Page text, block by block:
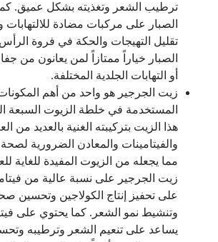
ترطيب الشعر وتغذيته بشكل عميق.
الصبار على مركبات مضادة
تقليل التهيجات والحكة في فروة
الصبار خياراً ممتازاً لمن يعانون من
أو التهابات الجلدية المختلفة.
زيت الجرجير هو واحد من أهم
المستخدمة في خلطة الزيوت السبعة
هذا الزيت بتركيبته الغنية بالعديد من
والفيتامينات والمعادن الضرورية
مما يجعله من الزيوت المفيدة للغاية
على تحفيز إنتاج الكولاجين وتحسين
يساعد على تنعيم الشعر وترطيبه